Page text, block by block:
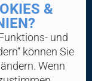
&
und
können Sie
Wenn